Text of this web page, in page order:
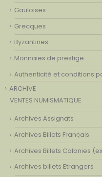
Gauloises
Grecques
Byzantines
Monnaies de prestige
Authenticité et conditions
ARCHIVE
VENTES NUMISMATIQUE
Archives Assignats
Archives Billets Français
Archives Billets Colonies
Archives billets Etrangers